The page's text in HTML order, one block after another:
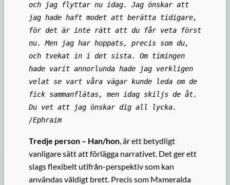
och jag flyttar nu idag. Jag önskar att
jag hade haft modet att berätta tidigare,
för det är inte rätt att du får veta först
nu. Men jag har hoppats, precis som du,
och tvekat in i det sista. Om timingen
hade varit annorlunda hade jag verkligen
velat se vart våra vägar kunde leda om de
fick sammanflätas, men idag skiljs de åt.
Du vet att jag önskar dig all lycka.
/Ephraim
Tredje person – Han/hon , är ett betydligt
vanligare sätt att förlägga narrativet. Det ger ett
slags flexibelt utifrån-perspektiv som kan
användas väldigt brett. Precis som Mxmeralda